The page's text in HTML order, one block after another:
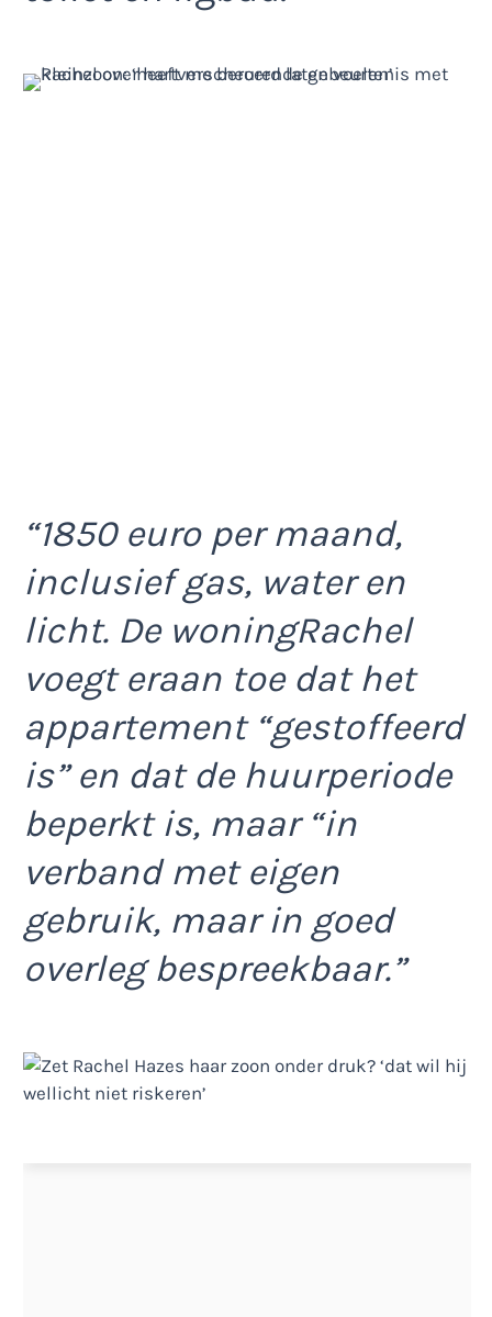
“1850 euro per maand,
inclusief gas, water en
licht. De woningRachel
voegt eraan toe dat het
appartement “gestoffeerd
is” en dat de huurperiode
beperkt is, maar “in
verband met eigen
gebruik, maar in goed
overleg bespreekbaar.”